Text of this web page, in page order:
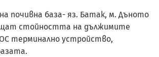
почивна база- яз. Батак, м. Дъното
стойността на дължимите
терминално устройство,